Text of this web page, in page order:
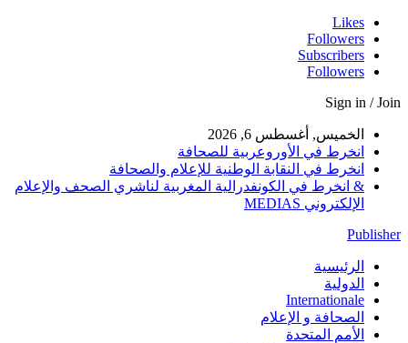
Likes
Followers
Subscribers
Followers
Sign in / Join
الخميس, أغسطس 6, 2026
انخرط في الأوروعربية للصحافة
انخرط في النقابة الوطنية للإعلام والصحافة
& انخرط في الكونفدرالية المغربية لناشري الصحف والإعلام
الإلكتروني MEDIAS
Publisher
الرئيسية
الدولية
Internationale
الصحافة و الإعلام
الأمم المتحدة